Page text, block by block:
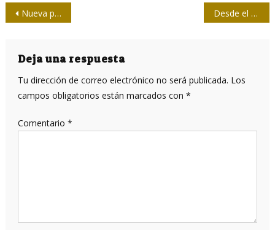
Navegación
entradas
Nueva presidencia de la Unión de Periodistas de Cuba Desde el Foro de Sao Paulo en La Habana, análisis sobre comunicación y poder
Deja una respuesta
Tu dirección de correo electrónico no será publicada. Los
campos obligatorios están marcados con *
Comentario *